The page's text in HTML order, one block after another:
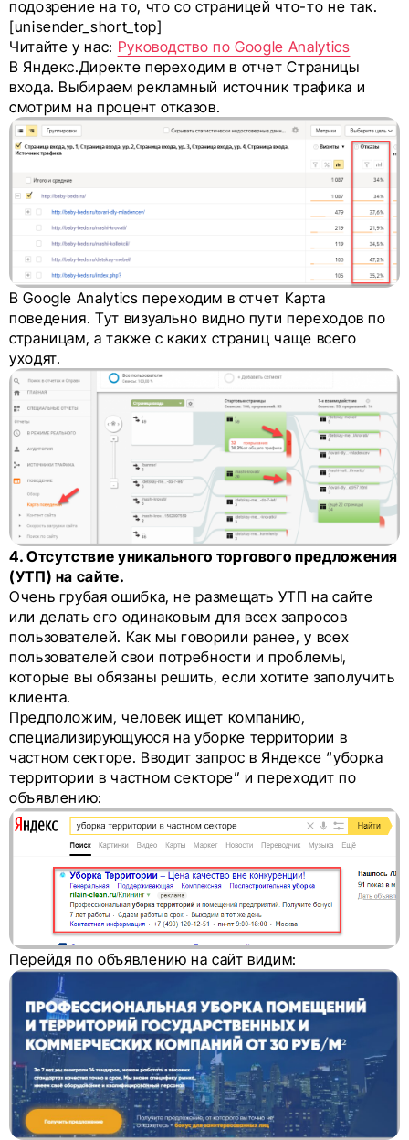
подозрение на то, что со страницей что-то не так.
[unisender_short_top]
Читайте у нас: Руководство по Google Analytics
В Яндекс.Директе переходим в отчет Страницы
входа. Выбираем рекламный источник трафика и
смотрим на процент отказов.
В Google Analytics переходим в отчет Карта
поведения. Тут визуально видно пути переходов по
страницам, а также с каких страниц чаще всего
уходят.
4. Отсутствие уникального торгового предложения
(УТП) на сайте.
Очень грубая ошибка, не размещать УТП на сайте
или делать его одинаковым для всех запросов
пользователей. Как мы говорили ранее, у всех
пользователей свои потребности и проблемы,
которые вы обязаны решить, если хотите заполучить
клиента.
Предположим, человек ищет компанию,
специализирующуюся на уборке территории в
частном секторе. Вводит запрос в Яндексе “уборка
территории в частном секторе” и переходит по
объявлению:
Перейдя по объявлению на сайт видим: